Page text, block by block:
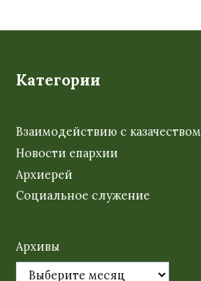
Категории
Взаимодействию с казачеством
Новости епархии
Архиерей
Социальное служение
Архивы